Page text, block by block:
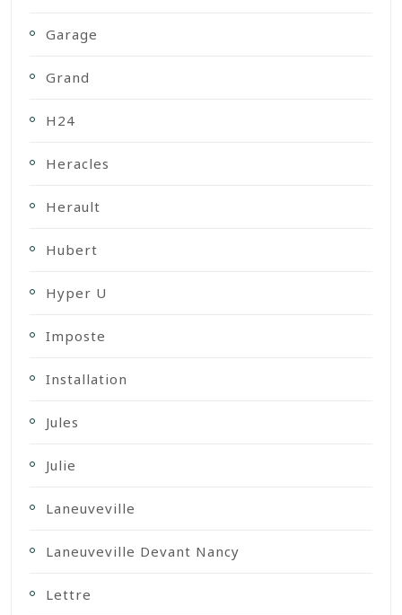
Garage
Grand
H24
Heracles
Herault
Hubert
Hyper U
Imposte
Installation
Jules
Julie
Laneuveville
Laneuveville Devant Nancy
Lettre